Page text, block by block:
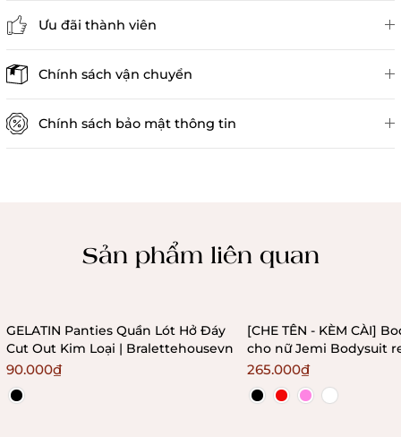
Ưu đãi thành viên
Chính sách vận chuyển
Chính sách bảo mật thông tin
Sản phẩm liên quan
GELATIN Panties Quần Lót Hở Đáy
Cut Out Kim Loại | Bralettehousevn
90.000₫
[CHE TÊN - KÈM CÀI]
cho nữ Jemi Bodysuit
không gọng không
Bralettehousevn
265.000₫